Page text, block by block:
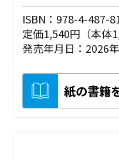
ISBN：978-4-487-
定価1,540円（本体
発売年月日：2026
紙の書籍